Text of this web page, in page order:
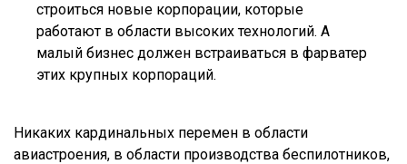
строиться новые корпорации, которые
работают в области высоких технологий. А
малый бизнес должен встраиваться в фарватер
этих крупных корпораций.
Никаких кардинальных перемен в области
авиастроения, в области производства беспилотников,